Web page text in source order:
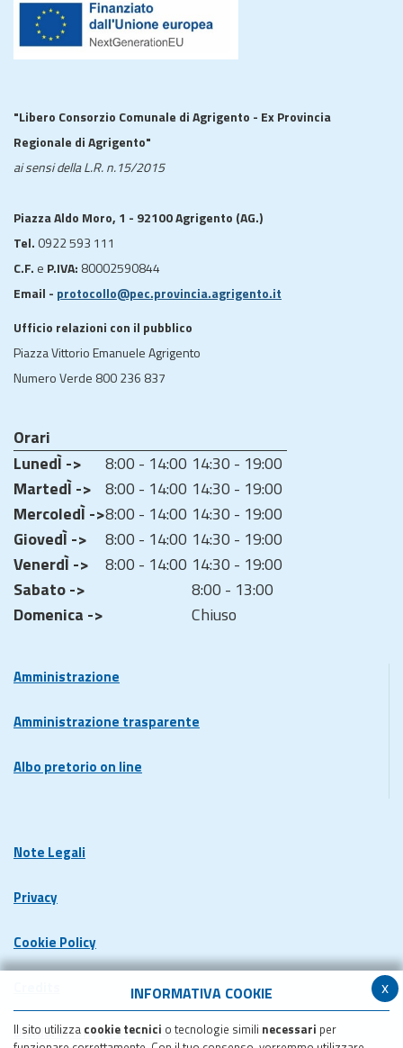
x
INFORMATIVA COOKIE
Il sito utilizza cookie tecnici o tecnologie simili necessari per
"Libero Consorzio Comunale di Agrigento - Ex Provincia
Regionale di Agrigento"
ai sensi della L.R. n.15/2015
Piazza Aldo Moro, 1 - 92100 Agrigento (AG.)
Tel. 0922 593 111
C.F. e P.IVA: 80002590844
Email - protocollo@pec.provincia.agrigento.it
Ufficio relazioni con il pubblico
Piazza Vittorio Emanuele Agrigento
Numero Verde 800 236 837
Orari
LunedÌ ->
8:00 - 14:00 14:30 - 19:00
MartedÌ -> 8:00 - 14:00 14:30 - 19:00
MercoledÌ ->8:00 - 14:00 14:30 - 19:00
GiovedÌ ->
8:00 - 14:00 14:30 - 19:00
VenerdÌ ->
8:00 - 14:00 14:30 - 19:00
Sabato ->
8:00 - 13:00
Domenica ->
Chiuso
Amministrazione
Amministrazione trasparente
Albo pretorio on line
Note Legali
Privacy
Cookie Policy
Dichiarazione di accessibilita'